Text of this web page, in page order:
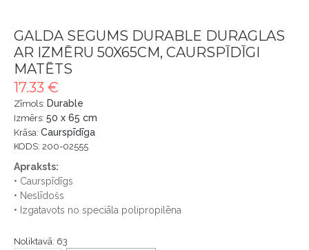
GALDA SEGUMS DURABLE DURAGLAS
AR IZMĒRU 50X65CM, CAURSPĪDĪGI
MATĒTS
17.33 €
Zīmols: Durable
Izmērs: 50 x 65 cm
Krāsa: Caurspīdīga
KODS: 200-02555
Apraksts:
• Caurspīdīgs
• Neslīdošs
• Izgatavots no speciāla polipropilēna
Noliktavā: 63